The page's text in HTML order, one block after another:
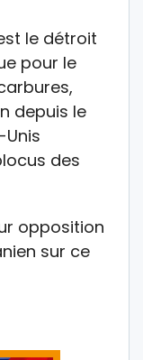
le détroit
pour le
depuis le
des
opposition
sur ce